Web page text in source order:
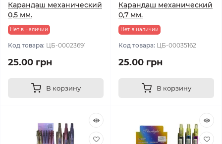
Карандаш механический
0,5 мм.
Нет в наличии
Код товара: ЦБ-00023691
25.00 грн
В корзину
Карандаш механический
0,7 мм.
Нет в наличии
Код товара: ЦБ-00035162
25.00 грн
В корзину